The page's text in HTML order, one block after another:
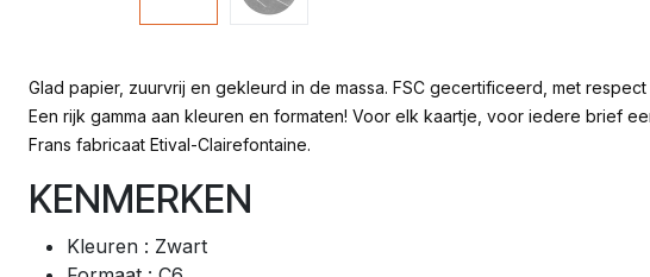
Glad papier, zuurvrij en gekleurd in de massa. FSC gecertificeerd, met
Een rijk gamma aan kleuren en formaten! Voor elk kaartje, voor iedere brief
Frans fabricaat Etival-Clairefontaine.
KENMERKEN
Kleuren : Zwart